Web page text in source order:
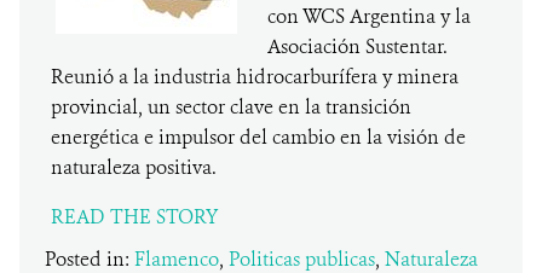
con WCS Argentina y la
Asociación Sustentar.
Reunió a la industria hidrocarburífera y minera
provincial, un sector clave en la transición
energética e impulsor del cambio en la visión de
naturaleza positiva.
READ THE STORY
Posted in: Flamenco, Politicas publicas, Naturaleza